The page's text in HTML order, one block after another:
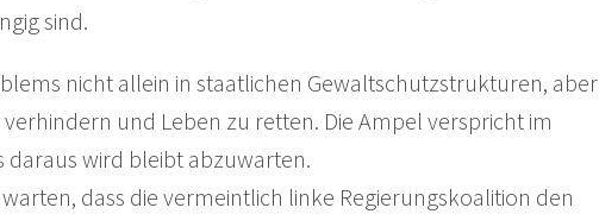
sind.
nicht allein in staatlichen Gewaltschutzstrukturen, aber
und Leben zu retten. Die Ampel verspricht im
daraus wird bleibt abzuwarten.
dass die vermeintlich linke Regierungskoalition den